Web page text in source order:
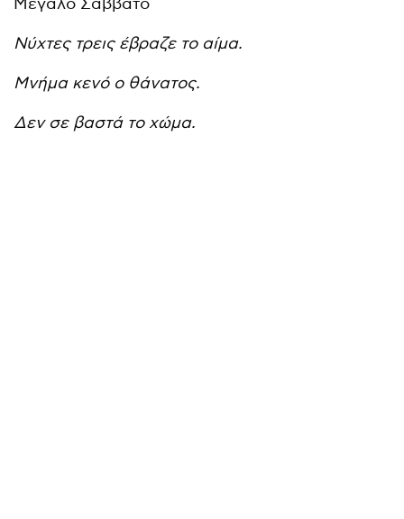
Μεγάλο Σάββατο
Νύχτες τρεις έβραζε το αίμα.
Μνήμα κενό ο θάνατος.
Δεν σε βαστά το χώμα.